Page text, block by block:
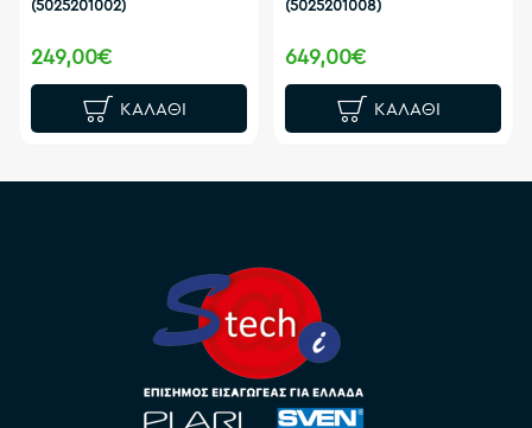
(5025201002)
249,00€
ΚΑΛΆΘΙ
(5025201008)
649,00€
ΚΑΛΆΘΙ